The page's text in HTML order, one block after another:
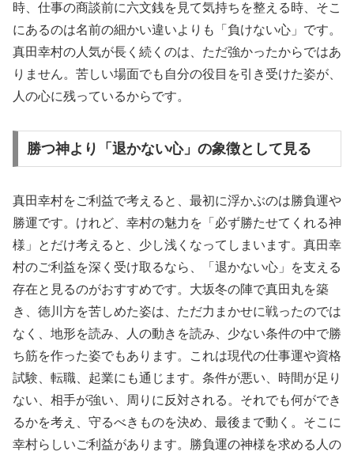
時、仕事の商談前に六文銭を見て気持ちを整える時、そこ
にあるのは名前の細かい違いよりも「負けない心」です。
真田幸村の人気が長く続くのは、ただ強かったからではあ
りません。苦しい場面でも自分の役目を引き受けた姿が、
人の心に残っているからです。
勝つ神より「退かない心」の象徴として見る
真田幸村をご利益で考えると、最初に浮かぶのは勝負運や
勝運です。けれど、幸村の魅力を「必ず勝たせてくれる神
様」とだけ考えると、少し浅くなってしまいます。真田幸
村のご利益を深く受け取るなら、「退かない心」を支える
存在と見るのがおすすめです。大坂冬の陣で真田丸を築
き、徳川方を苦しめた姿は、ただ力まかせに戦ったのでは
なく、地形を読み、人の動きを読み、少ない条件の中で勝
ち筋を作った姿でもあります。これは現代の仕事運や資格
試験、転職、起業にも通じます。条件が悪い、時間が足り
ない、相手が強い、周りに反対される。それでも何ができ
るかを考え、守るべきものを決め、最後まで動く。そこに
幸村らしいご利益があります。勝負運の神様を求める人の